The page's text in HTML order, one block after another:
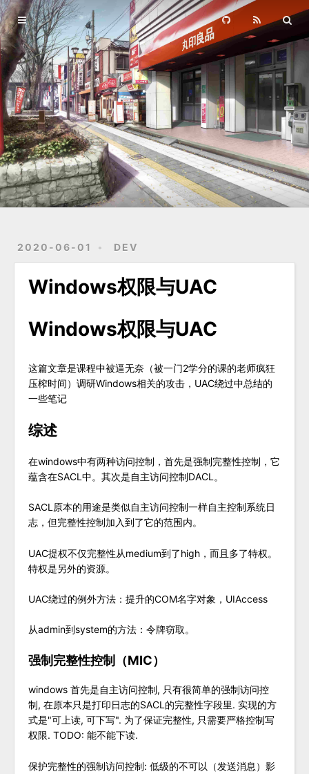
2020-06-01 DEV
Windows权限与UAC
Windows权限与UAC
这篇文章是课程中被逼无奈（被一门2学分的课的老师疯狂
压榨时间）调研Windows相关的攻击，UAC绕过中总结的
一些笔记
综述
在windows中有两种访问控制，首先是强制完整性控制，它
蕴含在SACL中。其次是自主访问控制DACL。
SACL原本的用途是类似自主访问控制一样自主控制系统日
志，但完整性控制加入到了它的范围内。
UAC提权不仅完整性从medium到了high，而且多了特权。
特权是另外的资源。
UAC绕过的例外方法：提升的COM名字对象，UIAccess
从admin到system的方法：令牌窃取。
强制完整性控制（MIC）
windows 首先是自主访问控制, 只有很简单的强制访问控
制, 在原本只是打印日志的SACL的完整性字段里. 实现的方
式是"可上读, 可下写". 为了保证完整性, 只需要严格控制写
权限. TODO: 能不能下读.
保护完整性的强制访问控制: 低级的不可以（发送消息）影
Home
Archives